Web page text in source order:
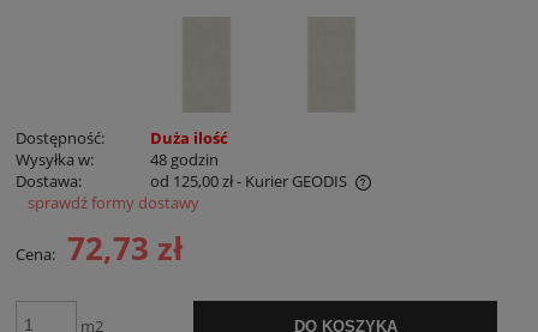
Dostępność:
Duża ilość
Wysyłka w:
48 godzin
Dostawa:
od 125,00 zł- Kurier GEODIS
Cena nie zawiera ewentualnych kosztów płatności
sprawdź formy dostawy
Cena: 72,73 zł
m2 DO KOSZYKA